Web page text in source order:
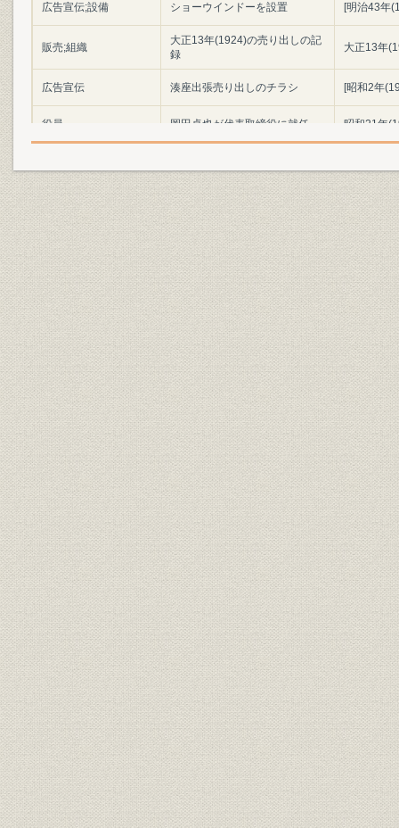
広告宣伝;設備 ショーウインドーを設置 [明治43年
販売;組織
大正13年(1924)の売り出しの記
録
大正13年
広告宣伝 湊座出張売り出しのチラシ [昭和2年
役員 岡田卓也が代表取締役に就任 昭和21年
事業所 [近鉄]駅前オカダヤ 昭和33年
役員
人事教育部長時代の小嶋千鶴子
現名誉顧問
[昭和34年
事業所
[県外第1号店]岡崎オカダヤ(昭和
42年増築時)
[昭和40年
関係会社
創業当時のフタギ用品店(昭和12
年)、戦後の店舗
昭和12年
(1946年)]
関係会社;事業所
フタギ赤穂店、フタギ山崎店、
本部完成、フタギ明石モードセ
ンター、フタギ湊川店
[昭和37年
(1967年)
関係会社 シロ創業の地「庄内」 [昭和36年
関係会社;事業所
[シロの]本部が置かれた吹田店、
シロ豊中駅前店、シロ高槻店、
シロ寝屋川店
[昭和38年
関係会社;財務・業績
本部機構ジャスコ設立直近5年
間の各社業績
昭和40年
(1969年)
社章 新社章 [昭和43年
組織 本部機構会社ジャスコ組織図 昭和44年
事業所
[ジャスコ]本社が置かれたシロ野
田店
[昭和44年
社訓 社是 [昭和44年
役員;業界
当時の百貨店およびチェーンス
トア社長の年齢
昭和43年
関係会社;経営
ダイヤモンドシティが開発した
主なショッピングセンター
昭和45年
(2000年